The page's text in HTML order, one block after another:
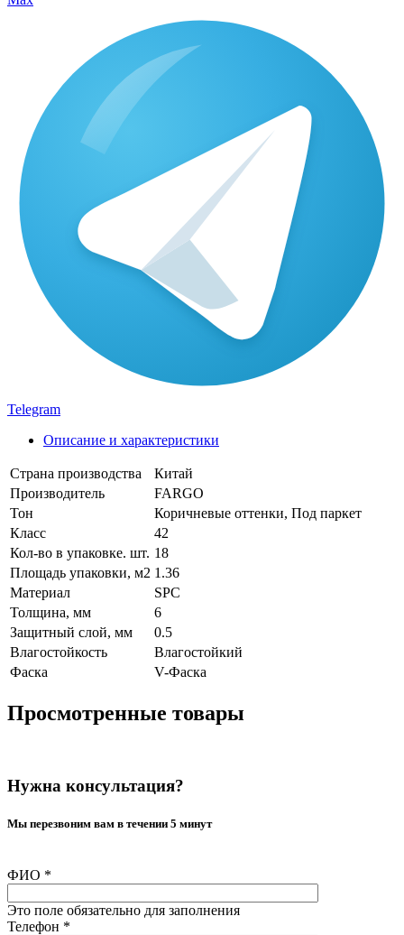
Telegram
Описание и характеристики
Страна производства
Китай
Производитель
FARGO
Тон
Коричневые оттенки, Под паркет
Класс
42
Кол-во в упаковке. шт. 18
Площадь упаковки, м2 1.36
Материал
SPC
Толщина, мм
6
Защитный слой, мм
0.5
Влагостойкость
Влагостойкий
Фаска
V-Фаска
Просмотренные товары
Нужна консультация?
Мы перезвоним вам в течении 5 минут
ФИО *
Это поле обязательно для заполнения
Телефон *